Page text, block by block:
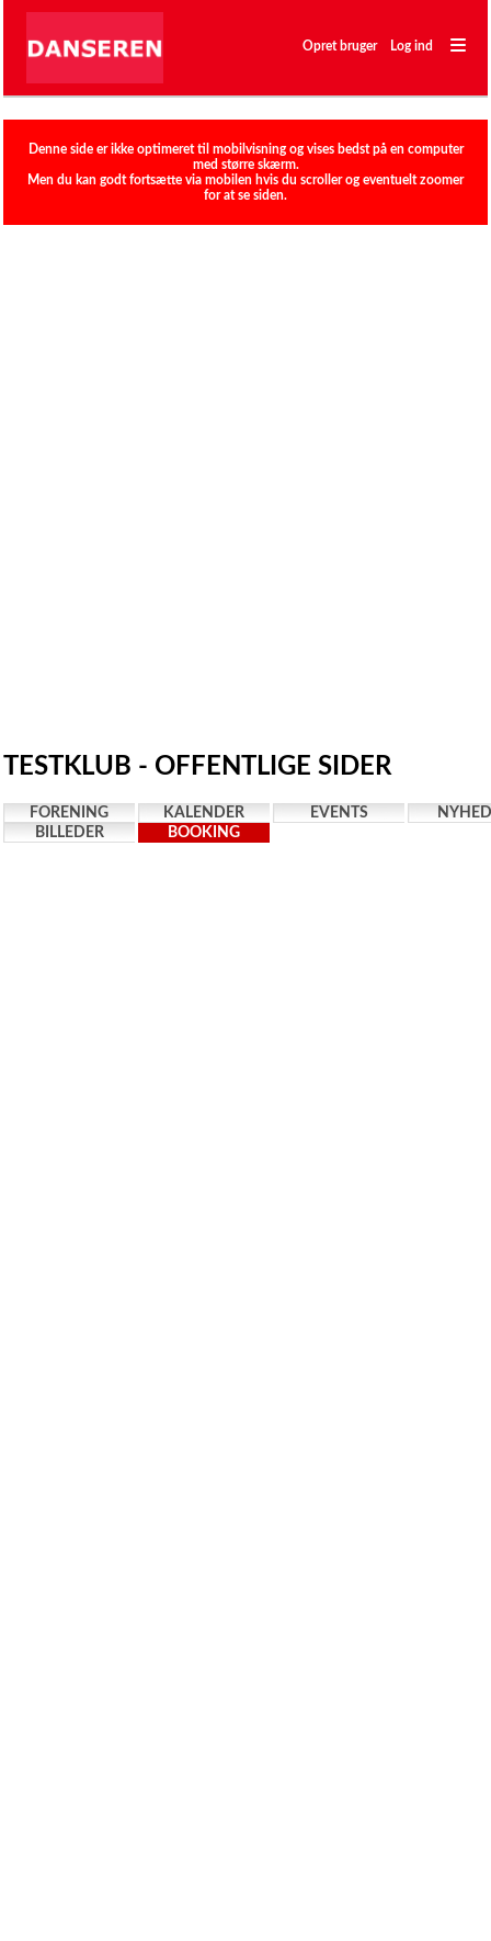
―
―
―
Opret bruger Log ind
Denne side er ikke optimeret til mobilvisning og vises bedst på en computer
med større skærm.
Men du kan godt fortsætte via mobilen hvis du scroller og eventuelt zoomer
for at se siden.
TESTKLUB - OFFENTLIGE SIDER
FORENING KALENDER EVENTS
BILLEDER
BOOKING